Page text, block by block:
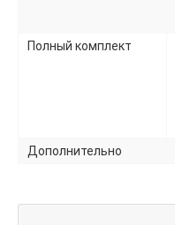
Полный комплект
Дополнительно